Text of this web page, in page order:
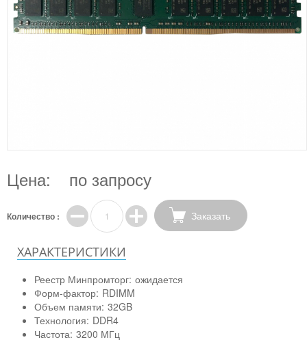
Цена: по запросу
Количество : Заказать
ХАРАКТЕРИСТИКИ
Реестр Минпромторг: ожидается
Форм-фактор: RDIMM
Объем памяти: 32GB
Технология: DDR4
Частота: 3200 МГц